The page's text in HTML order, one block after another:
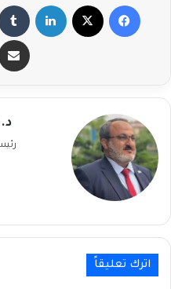
فيسبوك لينكدإن
مشاركة عبر البريد
اترك تعليقاً